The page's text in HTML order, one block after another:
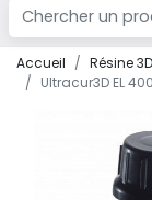
Accueil Résine 3D
Ultracur3D EL